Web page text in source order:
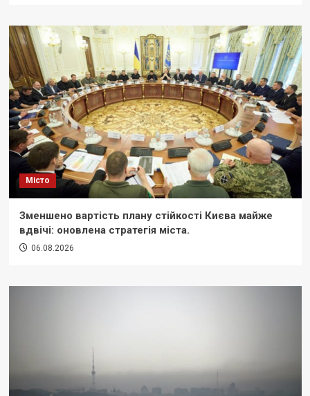
Місто
Зменшено вартість плану стійкості Києва майже
вдвічі: оновлена стратегія міста.
06.08.2026